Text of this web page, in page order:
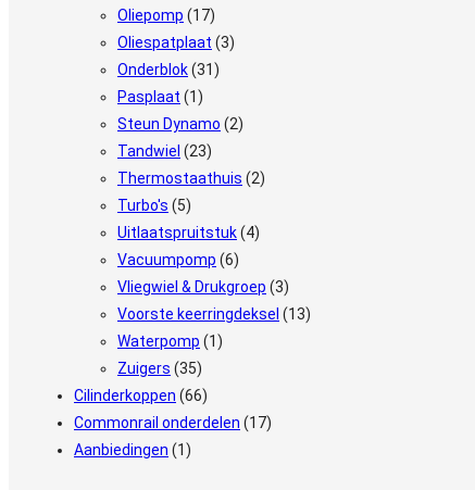
Oliepomp (17)
Oliespatplaat (3)
Onderblok(31)
Pasplaat (1)
Steun Dynamo (2)
Tandwiel (23)
Thermostaathuis (2)
Turbo's (5)
Uitlaatspruitstuk(4)
Vacuumpomp (6)
Vliegwiel & Drukgroep (3)
Voorste keerringdeksel (13)
Waterpomp (1)
Zuigers (35)
Cilinderkoppen (66)
Commonrail onderdelen (17)
Aanbiedingen (1)